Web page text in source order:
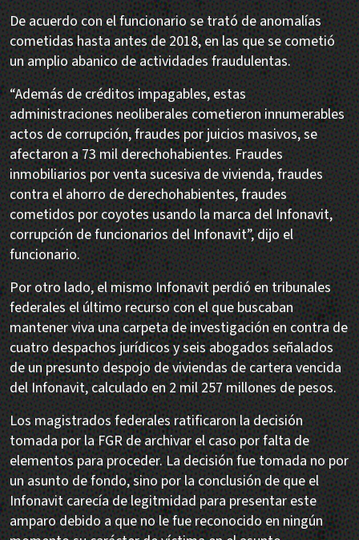
De acuerdo con el funcionario se trató de anomalías
cometidas hasta antes de 2018, en las que se cometió
un amplio abanico de actividades fraudulentas.
“Además de créditos impagables, estas
administraciones neoliberales cometieron innumerables
actos de corrupción, fraudes por juicios masivos, se
afectaron a 73 mil derechohabientes. Fraudes
inmobiliarios por venta sucesiva de vivienda, fraudes
contra el ahorro de derechohabientes, fraudes
cometidos por coyotes usando la marca del Infonavit,
corrupción de funcionarios del Infonavit”, dijo el
funcionario.
Por otro lado, el mismo Infonavit perdió en tribunales
federales el último recurso con el que buscaban
mantener viva una carpeta de investigación en contra de
cuatro despachos jurídicos y seis abogados señalados
de un presunto despojo de viviendas de cartera vencida
del Infonavit, calculado en 2 mil 257 millones de pesos.
Los magistrados federales ratificaron la decisión
tomada por la FGR de archivar el caso por falta de
elementos para proceder. La decisión fue tomada no por
un asunto de fondo, sino por la conclusión de que el
Infonavit carecía de legitmidad para presentar este
amparo debido a que no le fue reconocido en ningún